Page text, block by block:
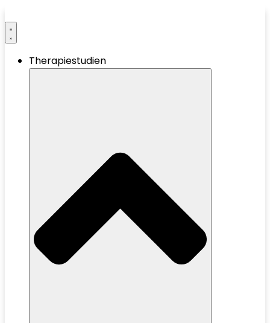
Therapiestudien